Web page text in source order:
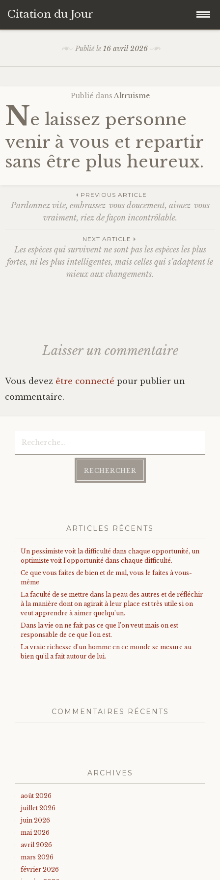
Citation du Jour
contenu
Savoir-être
Connaissance de soi
Moment présent
Conscience
Emotions
Publié le16 avril 2026
Publié dansAltruisme
Ne laissez personne
venir à vous et repartir
sans être plus heureux.
Navigation
des
PREVIOUS ARTICLE
Pardonnez vite, embrassez-vous doucement, aimez-vous
vraiment, riez de façon incontrôlable.
NEXT ARTICLE
Les espèces qui survivent ne sont pas les espèces les plus
fortes, ni les plus intelligentes, mais celles qui s’adaptent le
mieux aux changements.
Laisser un commentaire
Vous devez être connecté pour publier un
commentaire.
ARTICLES RÉCENTS
Un pessimiste voit la difficulté dans chaque opportunité, un
optimiste voit l’opportunité dans chaque difficulté.
Ce que vous faites de bien et de mal, vous le faites à vous-
même
La faculté de se mettre dans la peau des autres et de réfléchir
à la manière dont on agirait à leur place est très utile si on
veut apprendre à aimer quelqu’un.
Dans la vie on ne fait pas ce que l’on veut mais on est
responsable de ce que l’on est.
La vraie richesse d’un homme en ce monde se mesure au
bien qu’il a fait autour de lui.
COMMENTAIRES RÉCENTS
ARCHIVES
août 2026
juillet 2026
juin 2026
mai 2026
avril 2026
mars 2026
février 2026